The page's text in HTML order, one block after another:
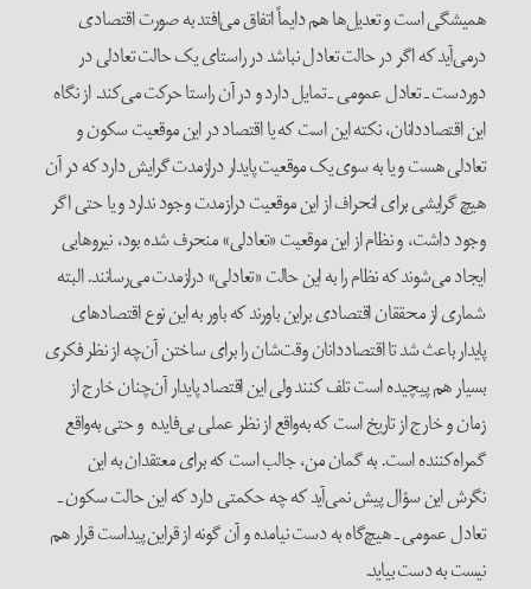
همیشگی است و تعدیل‌ها هم دایماً اتفاق می‌افتد به صورت اقتصادی
درمی‌آید که اگر در حالت تعادل نباشد در راستای یک حالت تعادلی در
دوردست ـ تعادل عمومی ـ تمایل دارد و در آن راستا حرکت می‌کند. از نگاه
این اقتصاددانان، نکته این است که یا اقتصاد در این موقعیت سکون و
تعادلی هست و یا به سوی یک موقعیت پایدار درازمدت گرایش دارد که در آن
هیچ گرایشی برای انحراف از این موقعیت درازمدت وجود ندارد و یا حتی اگر
وجود داشت، و نظام از این موقعیت «تعادلی» منحرف شده بود، نیروهایی
ایجاد می‌شوند که نظام را به این حالت «تعادلی» درازمدت می‌رسانند. البته
شماری از محققان اقتصادی براین باورند که باور به این نوع اقتصاد‌های
پایدار باعث شد تا اقتصاددانان وقت‌شان را برای ساختن آن‌چه از نظر فکری
بسیار هم پیچیده است تلف کنند ولی این اقتصاد پایدار آن‌چنان خارج از
زمان و خارج از تاریخ است که به‌واقع از نظر عملی بی‌فایده و حتی به‌واقع
گمراه‌کننده است. به گمان من، جالب است که برای معتقدان به این
نگرش این سؤال پیش نمی‌آید که چه حکمتی دارد که این حالت سکون ـ
تعادل عمومی ـ هیچ‌گاه به دست نیامده و آن گونه از قراین پیداست قرار هم
نیست به دست بیاید.